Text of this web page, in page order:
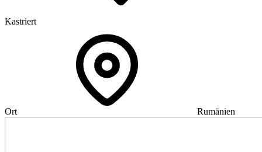
Kastriert
Ort Rumänien